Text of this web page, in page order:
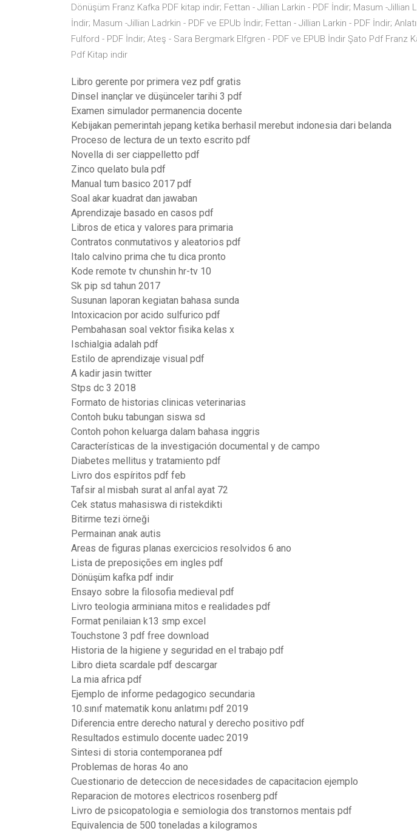
Dönüşüm Franz Kafka PDF kitap indir; Fettan - Jillian Larkin - PDF İndir; Masum -Jillian
İndir; Masum -Jillian Ladrkin - PDF ve EPUb İndir; Fettan - Jillian Larkin - PDF İndir;
Fulford - PDF İndir; Ateş - Sara Bergmark Elfgren - PDF ve EPUB İndir Şato Pdf Franz
Pdf Kitap indir
Libro gerente por primera vez pdf gratis
Dinsel inançlar ve düşünceler tarihi 3 pdf
Examen simulador permanencia docente
Kebijakan pemerintah jepang ketika berhasil merebut indonesia dari belanda
Proceso de lectura de un texto escrito pdf
Novella di ser ciappelletto pdf
Zinco quelato bula pdf
Manual tum basico 2017 pdf
Soal akar kuadrat dan jawaban
Aprendizaje basado en casos pdf
Libros de etica y valores para primaria
Contratos conmutativos y aleatorios pdf
Italo calvino prima che tu dica pronto
Kode remote tv chunshin hr-tv 10
Sk pip sd tahun 2017
Susunan laporan kegiatan bahasa sunda
Intoxicacion por acido sulfurico pdf
Pembahasan soal vektor fisika kelas x
Ischialgia adalah pdf
Estilo de aprendizaje visual pdf
A kadir jasin twitter
Stps dc 3 2018
Formato de historias clinicas veterinarias
Contoh buku tabungan siswa sd
Contoh pohon keluarga dalam bahasa inggris
Características de la investigación documental y de campo
Diabetes mellitus y tratamiento pdf
Livro dos espíritos pdf feb
Tafsir al misbah surat al anfal ayat 72
Cek status mahasiswa di ristekdikti
Bitirme tezi örneği
Permainan anak autis
Areas de figuras planas exercicios resolvidos 6 ano
Lista de preposições em ingles pdf
Dönüşüm kafka pdf indir
Ensayo sobre la filosofia medieval pdf
Livro teologia arminiana mitos e realidades pdf
Format penilaian k13 smp excel
Touchstone 3 pdf free download
Historia de la higiene y seguridad en el trabajo pdf
Libro dieta scardale pdf descargar
La mia africa pdf
Ejemplo de informe pedagogico secundaria
10.sınıf matematik konu anlatımı pdf 2019
Diferencia entre derecho natural y derecho positivo pdf
Resultados estimulo docente uadec 2019
Sintesi di storia contemporanea pdf
Problemas de horas 4o ano
Cuestionario de deteccion de necesidades de capacitacion ejemplo
Reparacion de motores electricos rosenberg pdf
Livro de psicopatologia e semiologia dos transtornos mentais pdf
Equivalencia de 500 toneladas a kilogramos